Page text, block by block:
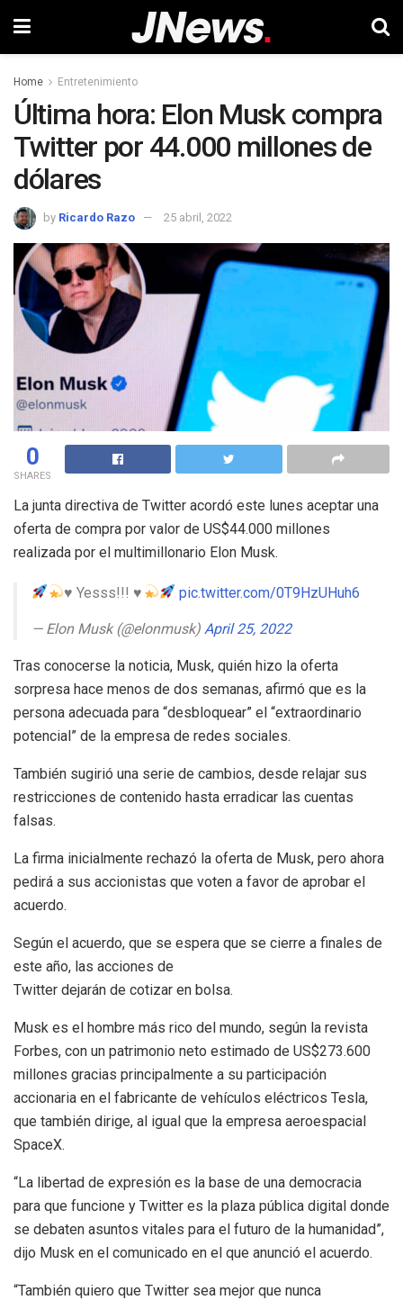
Home Entretenimiento
Última hora: Elon Musk compra
Twitter por 44.000 millones de
dólares
by Ricardo Razo 25 abril, 2022
0
SHARES
La junta directiva de Twitter acordó este lunes aceptar una
oferta de compra por valor de US$44.000 millones
realizada por el multimillonario Elon Musk.
♥️ Yesss!!! ♥️ pic.twitter.com/0T9HzUHuh6
— Elon Musk (@elonmusk) April 25, 2022
Tras conocerse la noticia, Musk, quién hizo la oferta
sorpresa hace menos de dos semanas, afirmó que es la
persona adecuada para “desbloquear” el “extraordinario
potencial” de la empresa de redes sociales.
También sugirió una serie de cambios, desde relajar sus
restricciones de contenido hasta erradicar las cuentas
falsas.
La firma inicialmente rechazó la oferta de Musk, pero ahora
pedirá a sus accionistas que voten a favor de aprobar el
acuerdo.
Según el acuerdo, que se espera que se cierre a finales de
este año, las acciones de
Twitter dejarán de cotizar en bolsa.
Musk es el hombre más rico del mundo, según la revista
Forbes, con un patrimonio neto estimado de US$273.600
millones gracias principalmente a su participación
accionaria en el fabricante de vehículos eléctricos Tesla,
que también dirige, al igual que la empresa aeroespacial
SpaceX.
“La libertad de expresión es la base de una democracia
para que funcione y Twitter es la plaza pública digital donde
se debaten asuntos vitales para el futuro de la humanidad”,
dijo Musk en el comunicado en el que anunció el acuerdo.
“También quiero que Twitter sea mejor que nunca